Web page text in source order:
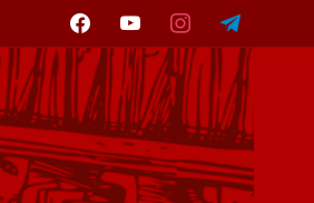
facebookyoutube instagramtelegram